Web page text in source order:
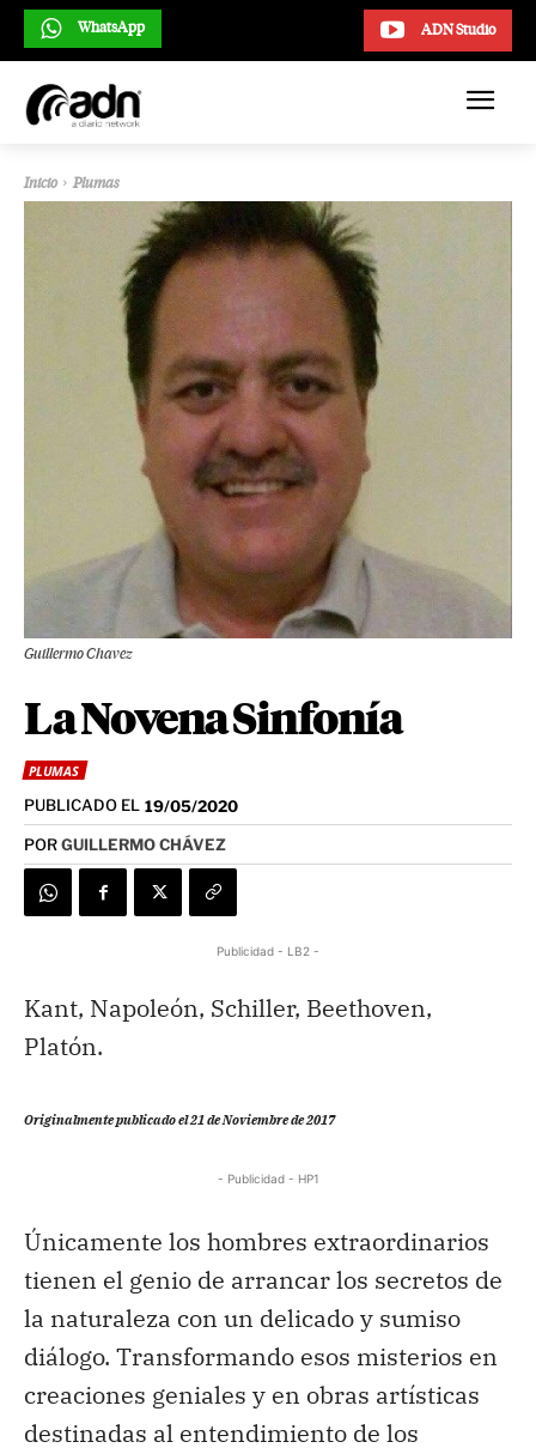
ADN Studio
WhatsApp
Inicio Plumas
Guillermo Chavez
La Novena Sinfonía
PLUMAS
PUBLICADO EL 19/05/2020
PORGUILLERMO CHÁVEZ
Publicidad - LB2 -
Kant, Napoleón, Schiller, Beethoven,
Platón.
Originalmente publicado el 21 de Noviembre de 2017
- Publicidad - HP1
Únicamente los hombres extraordinarios
tienen el genio de arrancar los secretos de
la naturaleza con un delicado y sumiso
diálogo. Transformando esos misterios en
creaciones geniales y en obras artísticas
destinadas al entendimiento de los